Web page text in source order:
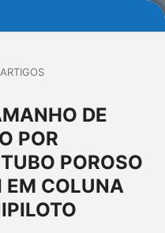
ARTIGOS
DE
POR
POROSO
EM COLUNA